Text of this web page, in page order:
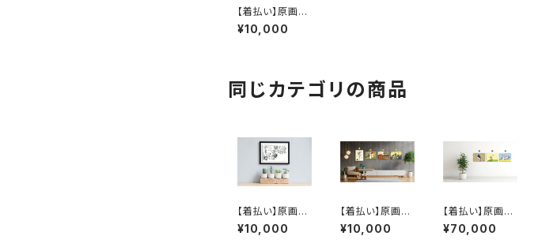
【着払い】原画：
お風呂ブーツ /
ベイブレード（Ill
¥10,000
同じカテゴリの商品
【着払い】原画：
北海道クボタNE
W DREAM108
¥10,000
【着払い】原画：
にゃんもりソフト
/ 天気雨 / 馬 /
¥10,000
【着払い】原画：
オオルリ / ウグイ
ス / 仲よし双子
¥70,000